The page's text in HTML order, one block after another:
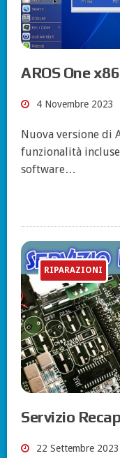
AROS One
4 Novembre 2023
Nuova versione di
funzionalità
software…
RIPARAZIONI
Servizio
22 Settembre 2023